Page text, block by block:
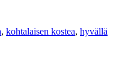
, kohtalaisen kostea, hyvällä